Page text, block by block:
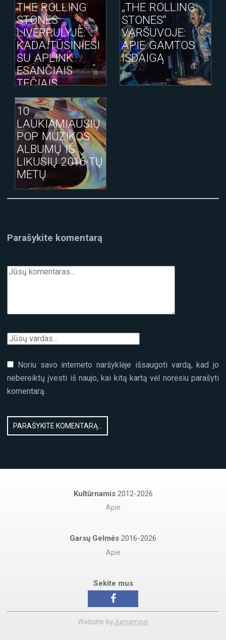
THE ROLLING
STONES
LIVERPULYJE:
KADA TŪSINIESI
SU APLINK
ESANČIAIS
TĘČIAIS
„THE ROLLING
STONES“
VARŠUVOJE:
APIE GAMTOS
IŠDAIGĄ
10
LAUKIAMIAUSIŲ
POP MUZIKOS
ALBUMŲ IŠ
LIKUSIŲ 2016-TŲ
METŲ
Parašykite komentarą
Noriu savo interneto naršyklėje išsaugoti vardą, kad jo
nebereiktų įvesti iš naujo, kai kitą kartą vėl norėsiu parašyti
komentarą.
Kultūrnamis 2012-2026
Apie
Garsų Gelmės 2016-2026
Apie
Sekite mus
Website byJumamosi